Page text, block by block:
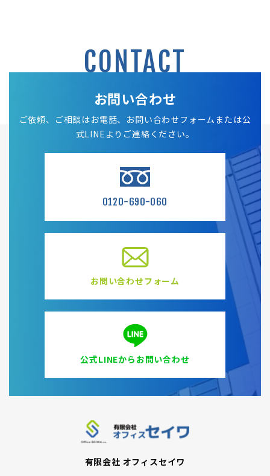
CONTACT
お問い合わせ
ご依頼、ご相談はお電話、お問い合わせフォームまたは公
式LINEよりご連絡ください。
0120-690-060
お問い合わせフォーム
公式LINEからお問い合わせ
有限会社 オフィスセイワ